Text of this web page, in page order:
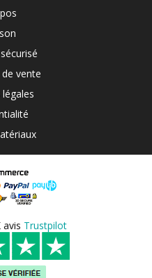
vente
avis Trustpilot